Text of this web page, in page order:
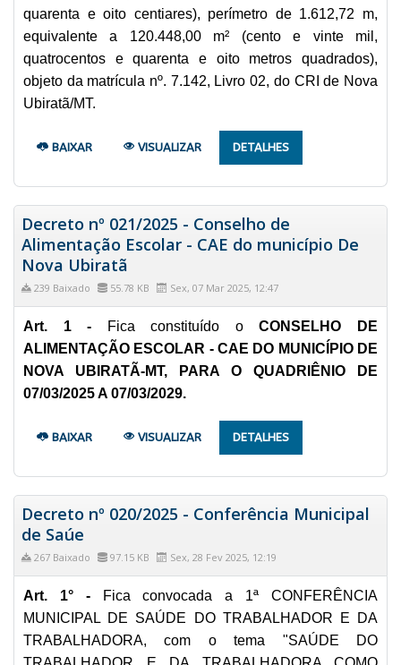
quarenta e oito centiares), perímetro de 1.612,72 m,
equivalente a 120.448,00 m² (cento e vinte mil,
quatrocentos e quarenta e oito metros quadrados),
objeto da matrícula nº. 7.142, Livro 02, do CRI de Nova
Ubiratã/MT.
BAIXAR VISUALIZAR DETALHES
Decreto nº 021/2025 - Conselho de
Alimentação Escolar - CAE do município De
Nova Ubiratã
239 Baixado 55.78 KB Sex, 07 Mar 2025, 12:47
Art. 1 - Fica constituído oCONSELHO DE
ALIMENTAÇÃO ESCOLAR - CAE DO MUNICÍPIO DE
NOVA UBIRATÃ-MT, PARA O QUADRIÊNIO DE
07/03/2025 A 07/03/2029.
BAIXAR VISUALIZAR DETALHES
Decreto nº 020/2025 - Conferência Municipal
de Saúe
267 Baixado 97.15 KB Sex, 28 Fev 2025, 12:19
Art. 1° -Fica convocada a 1ª CONFERÊNCIA
MUNICIPAL DE SAÚDE DO TRABALHADOR E DA
TRABALHADORA, com o tema "SAÚDE DO